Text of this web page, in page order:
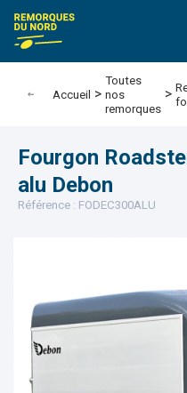
Remorques du nord
Accueil >
Toutes
nos
remorques
>
Fourgon
alu Debon
Référence : FODEC300ALU